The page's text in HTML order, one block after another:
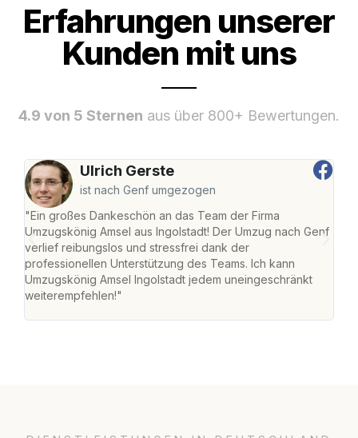
Erfahrungen unserer
Kunden mit uns
4.9 von 5 Sternen aus über 800+ Bewertungen.
Ulrich Gerste
ist nach Genf umgezogen
"Ein großes Dankeschön an das Team der Firma
Umzugskönig Amsel aus Ingolstadt! Der Umzug nach Genf
verlief reibungslos und stressfrei dank der
professionellen Unterstützung des Teams. Ich kann
Umzugskönig Amsel Ingolstadt jedem uneingeschränkt
weiterempfehlen!"